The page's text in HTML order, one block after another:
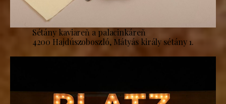
Sétány kaviareň a palacinkáreň
4200 Hajdúszoboszló, Mátyás király sétány 1.